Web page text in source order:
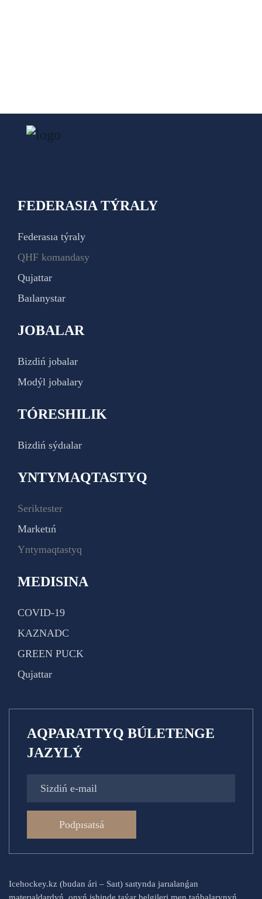
FEDERASIA TÝRALY
Federasıa týraly
QHF komandasy
Qujattar
Baılanystar
JOBALAR
Bizdiń jobalar
Modýl jobalary
TÓRESHILIK
Bizdiń sýdıalar
YNTYMAQTASTYQ
Seriktester
Marketıń
Yntymaqtastyq
MEDISINA
COVID-19
KAZNADC
GREEN PUCK
Qujattar
AQPARATTYQ BÚLETENGE
JAZYLÝ
Podpısatsá
Icehockey.kz (budan ári – Saıt) saıtynda jarıalanǵan